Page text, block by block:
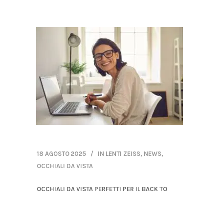
18 AGOSTO 2025 IN LENTI ZEISS, NEWS,
OCCHIALI DA VISTA
OCCHIALI DA VISTA PERFETTI PER IL BACK TO